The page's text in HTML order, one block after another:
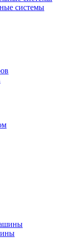
системы